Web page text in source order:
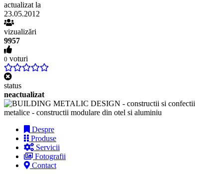
actualizat la
23.05.2012
vizualizări
9957
0 voturi
status
neactualizat
Despre
Produse
Servicii
Fotografii
Contact